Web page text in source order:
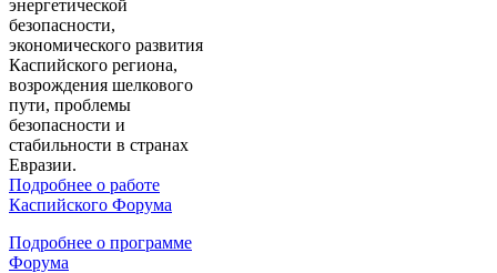
энергетической
безопасности,
экономического развития
Каспийского региона,
возрождения шелкового
пути, проблемы
безопасности и
стабильности в странах
Евразии.
Подробнее о работе
Каспийского Форума
Подробнее о программе
Форума